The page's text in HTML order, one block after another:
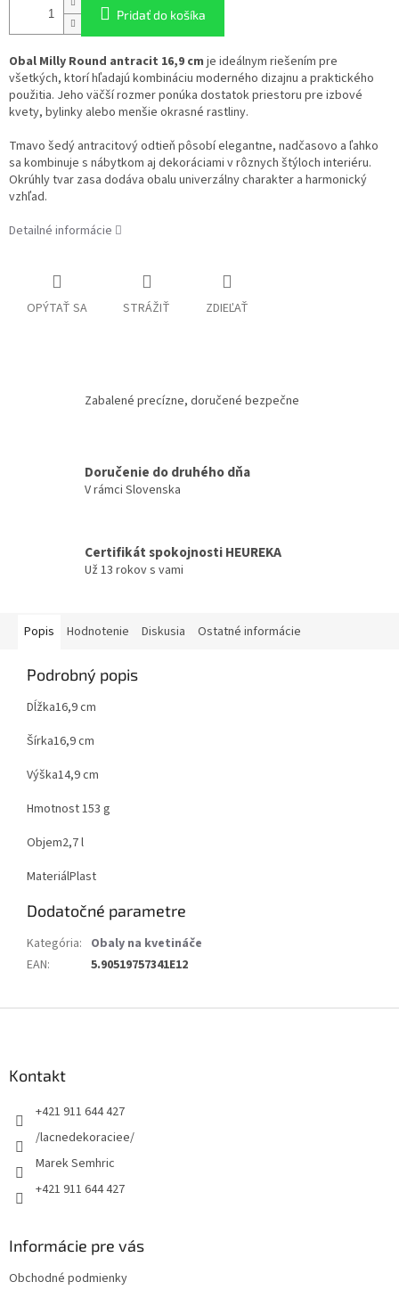
Pridať do košíka
Obal Milly Round antracit 16,9 cm je ideálnym riešením pre
všetkých, ktorí hľadajú kombináciu moderného dizajnu a praktického
použitia. Jeho väčší rozmer ponúka dostatok priestoru pre izbové
kvety, bylinky alebo menšie okrasné rastliny.
Tmavo šedý antracitový odtieň pôsobí elegantne, nadčasovo a ľahko
sa kombinuje s nábytkom aj dekoráciami v rôznych štýloch interiéru.
Okrúhly tvar zasa dodáva obalu univerzálny charakter a harmonický
vzhľad.
Detailné informácie
OPÝTAŤ SA STRÁŽIŤ ZDIEĽAŤ
Zabalené precízne, doručené bezpečne
Doručenie do druhého dňa
V rámci Slovenska
Certifikát spokojnosti HEUREKA
Už 13 rokov s vami
Popis Hodnotenie Diskusia Ostatné informácie
Podrobný popis
Dĺžka16,9 cm
Šírka16,9 cm
Výška14,9 cm
Hmotnost 153 g
Objem2,7 l
MateriálPlast
Dodatočné parametre
Kategória: Obaly na kvetináče
EAN: 5.90519757341E12
Kontakt
+421 911 644 427
/lacnedekoraciee/
Marek Semhric
+421 911 644 427
Informácie pre vás
Obchodné podmienky